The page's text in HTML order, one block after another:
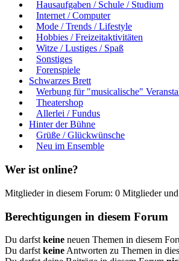
Hausaufgaben / Schule / Studium
Internet / Computer
Mode / Trends / Lifestyle
Hobbies / Freizeitaktivitäten
Witze / Lustiges / Spaß
Sonstiges
Forenspiele
Schwarzes Brett
Werbung für "musicalische"
Theatershop
Allerlei / Fundus
Hinter der Bühne
Grüße / Glückwünsche
Neu im Ensemble
Wer ist online?
Mitglieder in diesem Forum: 0 Mitglieder
Berechtigungen in diesem Forum
Du darfst keine neuen Themen in diesem
Du darfst keine Antworten zu Themen in